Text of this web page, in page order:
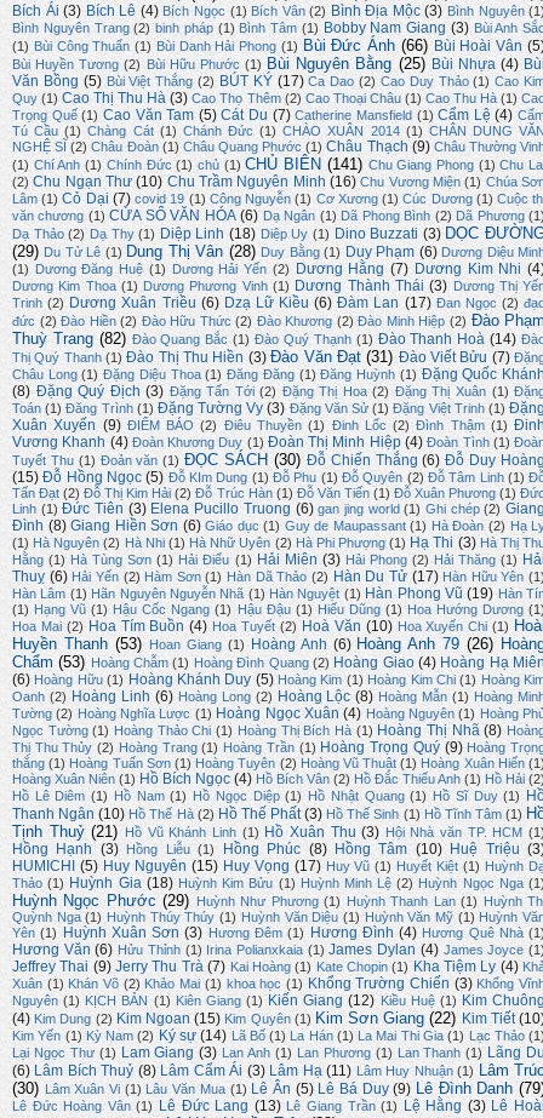
Bích Ái (3) Bích Lê (4) Bích Ngọc (1) Bích Vân (2) Bình Địa Mộc (3) Bình Nguyên
Bình Nguyên Trang (2) binh pháp (1) Bình Tâm (1) Bobby Nam Giang (3) Bùi Anh
(1) Bùi Công Thuấn (1) Bùi Danh Hải Phong (1) Bùi Đức Ánh (66) Bùi Hoài Vân
Bùi Huyền Tương (2) Bùi Hữu Phước (1) Bùi Nguyên Bằng (25) Bùi Nhựa (4)
Văn Bồng (5) Bùi Việt Thắng (2) BÚT KÝ (17) Ca Dao (2) Cao Duy Thảo (1) Cao
Quy (1) Cao Thị Thu Hà (3) Cao Thọ Thêm (2) Cao Thoại Châu (1) Cao Thu Hà (1)
Trọng Quế (1) Cao Văn Tam (5) Cát Du (7) Catherine Mansfield (1) Cẩm Lệ (4)
Tú Cầu (1) Chàng Cát (1) Chánh Đức (1) CHÀO XUÂN 2014 (1) CHÂN DUNG
NGHỆ SĨ (2) Châu Đoàn (1) Châu Quang Phước (1) Châu Thạch (9) Châu Thường
(1) Chí Anh (1) Chính Đức (1) chủ (1) CHỦ BIÊN (141) Chu Giang Phong (1) Chu
(2) Chu Ngạn Thư (10) Chu Trầm Nguyên Minh (16) Chu Vương Miện (1) Chúa
Lâm (1) Cỏ Dại (7) covid 19 (1) Công Nguyễn (1) Cơ Xương (1) Cúc Dương (1) Cuộc
văn chương (1) CỬA SỔ VĂN HÓA (6) Dạ Ngân (1) Dã Phong Bình (2) Dã Phương
Dạ Thảo (2) Dạ Thy (1) Diệp Linh (18) Diệp Uy (1) Dino Buzzati (3) DỌC
(29) Du Tử Lê (1) Dung Thị Vân (28) Duy Bằng (1) Duy Phạm (6) Dương Diệu
(1)
Dương Đăng Huệ (1) Dương Hải Yến (2) Dương Hằng (7) Dương Kim Nhi
Dương Kim Thoa (1) Dương Phương Vinh (1) Dương Thành Thái (3) Dương Thị
Trinh (2) Dương Xuân Triều (6) Dzạ Lữ Kiều (6) Đàm Lan (17) Đan Ngọc (2)
đức (2) Đào Hiền (2) Đào Hữu Thức (2) Đào Khương (2) Đào Minh Hiệp (2) Đào
Thuỳ Trang (82) Đào Quang Bắc (1) Đào Quý Thạnh (1) Đào Thanh Hoà (14)
Thị Quý Thanh (1) Đào Thị Thu Hiền (3) Đào Văn Đạt (31) Đào Viết Bửu (7)
Châu Long (1) Đặng Diệu Thoa (1) Đăng Đăng (1) Đăng Huỳnh (1) Đặng Quốc
(8) Đặng Quý Địch (3) Đặng Tấn Tới (2) Đặng Thị Hoa (2) Đặng Thị Xuân (1)
Toán (1) Đăng Trình (1) Đặng Tường Vy (3) Đặng Văn Sử (1) Đặng Việt Trinh (1)
Xuân Xuyến (9) ĐIỂM BÁO (2) Điêu Thuyền (1) Đinh Lốc (2) Đình Thậm (1)
Vương Khanh (4) Đoàn Khương Duy (1) Đoàn Thị Minh Hiệp (4) Đoàn Tình (1)
Tuyết Thu (1) Đoản văn (1) ĐỌC SÁCH (30) Đỗ Chiến Thắng (6) Đỗ Duy
(15) Đỗ Hồng Ngọc (5) Đỗ KIm Dung (1) Đỗ Phu (1) Đỗ Quyên (2) Đỗ Tâm Linh (1)
Tấn Đạt (2) Đỗ Thị Kim Hải (2) Đỗ Trúc Hàn (1) Đỗ Văn Tiến (1) Đỗ Xuân Phương (1)
Linh (1) Đức Tiên (3) Elena Pucillo Truong (6) gan jing world (1) Ghi chép (2)
Đình (8) Giang Hiền Sơn (6) Giáo dục (1) Guy de Maupassant (1) Hà Đoàn (2) Hạ
(1) Hà Nguyên (2) Hà Nhi (1) Hà Nhữ Uyên (2) Hà Phi Phượng (1) Hạ Thi (3) Hà Thị
Hằng (1) Hà Tùng Sơn (1) Hải Điểu (1) Hải Miên (3) Hải Phong (2) Hải Thăng (1)
Thuỵ (6) Hải Yến (2) Hàm Sơn (1) Hàn Dã Thảo (2) Hàn Du Tử (17) Hàn Hữu Yên
Hàn Lâm (1) Hãn Nguyên Nguyễn Nhã (1) Hàn Nguyệt (1) Hàn Phong Vũ (19) Hàn
(1) Hạng Vũ (1) Hậu Cốc Ngang (1) Hậu Đậu (1) Hiếu Dũng (1) Hoa Hướng Dương
Hoa Mai (2) Hoa Tím Buồn (4) Hoa Tuyết (2) Hoà Văn (10) Hoa Xuyến Chi (1)
Huyền Thanh (53) Hoan Giang (1) Hoàng Anh (6) Hoàng Anh 79 (26)
Chẩm (53) Hoàng Chẫm (1) Hoàng Đình Quang (2) Hoàng Giao (4) Hoàng Hạ
(6) Hoàng Hữu (1) Hoàng Khánh Duy (5) Hoàng Kim (1) Hoàng Kim Chi (1) Hoàng
Oanh (2) Hoàng Linh (6) Hoàng Long (2) Hoàng Lộc (8) Hoàng Mẫn (1) Hoàng
Tường (2) Hoàng Nghĩa Lược (1) Hoàng Ngọc Xuân (4) Hoàng Nguyên (1) Hoàng
Ngọc Tường (1) Hoàng Thảo Chi (1) Hoàng Thị Bích Hà (1) Hoàng Thị Nhã (8)
Thị Thu Thủy (2) Hoàng Trang (1) Hoàng Trần (1) Hoàng Trọng Quý (9) Hoàng
thắng (1) Hoàng Tuấn Sơn (1) Hoàng Tuyên (2) Hoàng Vũ Thuật (1) Hoàng Xuân Hiến
Hoàng Xuân Niên (1) Hồ Bích Ngọc (4) Hồ Bích Vân (2) Hồ Đắc Thiếu Anh (1) Hồ Hải
Hồ Lê Diêm (1) Hồ Nam (1) Hồ Ngọc Diệp (1) Hồ Nhật Quang (1) Hồ Sĩ Duy (1)
Thanh Ngân (10) Hồ Thế Hà (2) Hồ Thế Phất (3) Hồ Thế Sinh (1) Hồ Tĩnh Tâm (1)
Tịnh Thuỷ (21) Hồ Vũ Khánh Linh (1) Hồ Xuân Thu (3) Hội Nhà văn TP. HCM
Hồng Hạnh (3) Hồng Liễu (1) Hồng Phúc (8) Hồng Tâm (10) Huệ Triệu
HUMICHI
(5) Huy Nguyên (15) Huy Vọng (17) Huy Vũ (1) Huyết Kiệt (1) Huỳnh
Thảo (1) Huỳnh Gia (18) Huỳnh Kim Bửu (1) Huỳnh Minh Lệ (2) Huỳnh Ngọc Nga
Huỳnh Ngọc Phước (29) Huỳnh Như Phương (1) Huỳnh Thanh Lan (1)
Huỳnh
Quỳnh Nga (1) Huỳnh Thúy Thúy (1) Huỳnh Văn Diệu (1) Huỳnh Văn Mỹ (1) Huỳnh
Yên (1) Huỳnh Xuân Sơn (3) Hương Đêm (1) Hương Đình (4) Hương Quê Nhà
Hương Văn (6) Hửu Thỉnh (1) Irina Polianxkaia (1) James Dylan (4) James Joyce
Jeffrey Thai (9) Jerry Thu Trà (7) Kai Hoàng (1) Kate Chopin (1) Kha Tiệm Ly (4)
Xuân (1) Khán Võ (2) Khảo Mai (1) khoa học (1) Khổng Trường Chiến (3) Khổng
Nguyên (1) KỊCH BẢN (1) Kiên Giang (1) Kiến Giang (12) Kiều Huệ (1) Kim
(4) Kim Dung (2) Kim Ngoan (15) Kim Quyên (1) Kim Sơn Giang (22) Kim Tiết
Kim Yến (1) Kỳ Nam (2) Ký sự (14) Lã Bố (1) La Hán (1) La Mai Thi Gia (1) Lạc Thảo
Lại Ngọc Thư (1) Lam Giang (3) Lan Anh (1) Lan Phương (1) Lan Thanh (1) Lãng
(6) Lâm Bích Thuỷ (8) Lâm Cẩm Ái (3) Lâm Hạ (11) Lâm Huy Nhuận (1) Lâm
(30) Lâm Xuân Vi (1) Lâu Văn Mua (1) Lê Ân (5) Lê Bá Duy (9) Lê Đình Danh
Lê Đức Hoàng Vân (1) Lê Đức Lang (13) Lê Giang Trần (1) Lệ Hằng (3) Lê